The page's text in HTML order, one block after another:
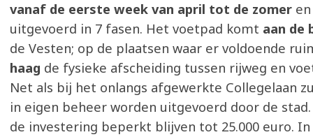
vanaf de eerste week van april tot de zomer
uitgevoerd in 7 fasen. Het voetpad komt aan de
de Vesten; op de plaatsen waar er voldoende
haag de fysieke afscheiding tussen rijweg en
Net als bij het onlangs afgewerkte Collegelaan
in eigen beheer worden uitgevoerd door de
de investering beperkt blijven tot 25.000 euro.